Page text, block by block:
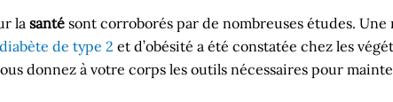
la santé sont corroborés par de nombreuses études.
diabète de type 2 et d’obésité a été constatée chez les
donnez à votre corps les outils nécessaires pour